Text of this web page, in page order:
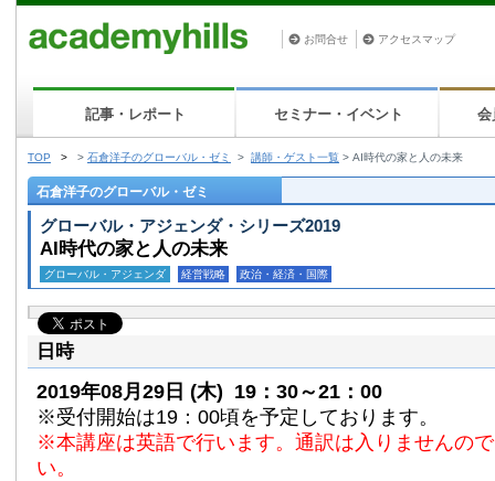
お問合せ アクセスマップ
記事・レポート セミナー・イベント 会
TOP > > 石倉洋子のグローバル・ゼミ > 講師・ゲスト一覧 > AI時代の家と人の未来
石倉洋子のグローバル・ゼミ
グローバル・アジェンダ・シリーズ2019
AI時代の家と人の未来
グローバル・アジェンダ 経営戦略 政治・経済・国際
日時
2019年08月29日 (木) 19：30～21：00
※受付開始は19：00頃を予定しております。
※本講座は英語で行います。通訳は入りませんの
い。